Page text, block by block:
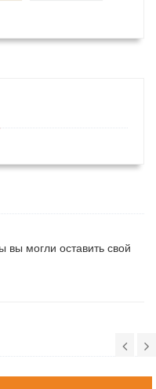
вы могли оставить свой